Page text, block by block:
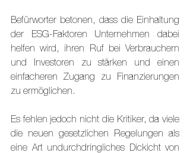
Befürworter betonen, dass die Einhaltung
der ESG-Faktoren Unternehmen dabei
helfen wird, ihren Ruf bei Verbrauchern
und Investoren zu stärken und einen
einfacheren Zugang zu Finanzierungen
zu ermöglichen.
Es fehlen jedoch nicht die Kritiker, da viele
die neuen gesetzlichen Regelungen als
eine Art undurchdringliches Dickicht von